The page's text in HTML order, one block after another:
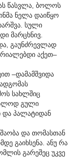
წასვლა, ბოლოს
ნელა დაიწყო
სული
მარცხნივ.
გაუნძრევლად
აქეთ–
–დამამშვიდა
სახლშიც
გული
და პალატიდან
და თომასთან
გაიხსენა. ანუ რა
გარეშეც უკვე